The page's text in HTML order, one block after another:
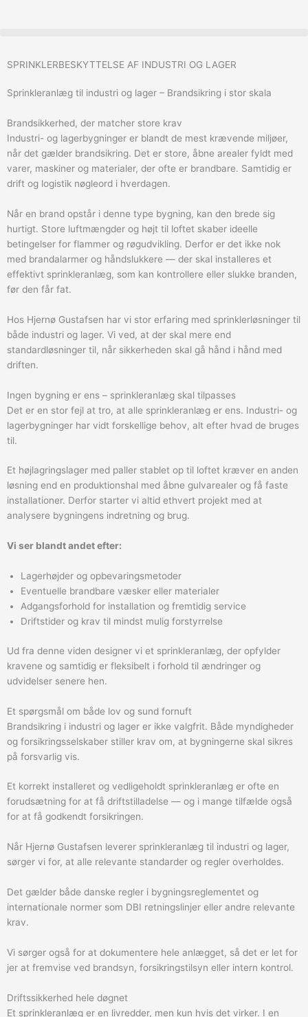
SPRINKLERBESKYTTELSE AF INDUSTRI OG LAGER
Sprinkleranlæg til industri og lager – Brandsikring i stor skala
Brandsikkerhed, der matcher store krav
Industri- og lagerbygninger er blandt de mest krævende miljøer,
når det gælder brandsikring. Det er store, åbne arealer fyldt med
varer, maskiner og materialer, der ofte er brandbare. Samtidig er
drift og logistik nøgleord i hverdagen.
Når en brand opstår i denne type bygning, kan den brede sig
hurtigt. Store luftmængder og højt til loftet skaber ideelle
betingelser for flammer og røgudvikling. Derfor er det ikke nok
med brandalarmer og håndslukkere — der skal installeres et
effektivt sprinkleranlæg, som kan kontrollere eller slukke branden,
før den får fat.
Hos Hjernø Gustafsen har vi stor erfaring med sprinklerløsninger til
både industri og lager. Vi ved, at der skal mere end
standardløsninger til, når sikkerheden skal gå hånd i hånd med
driften.
Ingen bygning er ens – sprinkleranlæg skal tilpasses
Det er en stor fejl at tro, at alle sprinkleranlæg er ens. Industri- og
lagerbygninger har vidt forskellige behov, alt efter hvad de bruges
til.
Et højlagringslager med paller stablet op til loftet kræver en anden
løsning end en produktionshal med åbne gulvarealer og få faste
installationer. Derfor starter vi altid ethvert projekt med at
analysere bygningens indretning og brug.
Vi ser blandt andet efter:
Lagerhøjder og opbevaringsmetoder
Eventuelle brandbare væsker eller materialer
Adgangsforhold for installation og fremtidig service
Driftstider og krav til mindst mulig forstyrrelse
Ud fra denne viden designer vi et sprinkleranlæg, der opfylder
kravene og samtidig er fleksibelt i forhold til ændringer og
udvidelser senere hen.
Et spørgsmål om både lov og sund fornuft
Brandsikring i industri og lager er ikke valgfrit. Både myndigheder
og forsikringsselskaber stiller krav om, at bygningerne skal sikres
på forsvarlig vis.
Et korrekt installeret og vedligeholdt sprinkleranlæg er ofte en
forudsætning for at få driftstilladelse — og i mange tilfælde også
for at få godkendt forsikringen.
Når Hjernø Gustafsen leverer sprinkleranlæg til industri og lager,
sørger vi for, at alle relevante standarder og regler overholdes.
Det gælder både danske regler i bygningsreglementet og
internationale normer som DBI retningslinjer eller andre relevante
krav.
Vi sørger også for at dokumentere hele anlægget, så det er let for
jer at fremvise ved brandsyn, forsikringstilsyn eller intern kontrol.
Driftssikkerhed hele døgnet
Et sprinkleranlæg er en livredder, men kun hvis det virker. I en